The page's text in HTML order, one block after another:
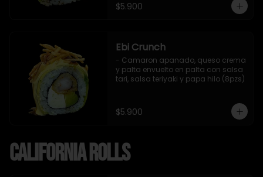
$5.900
Ebi Crunch
- Camaron apanado, queso crema
y palta envuelto en palta con salsa
tari, salsa teriyaki y papa hilo (8pzs)
$5.900
California Rolls